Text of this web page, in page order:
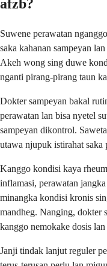
afzb?
Suwene perawatan
saka kahanan sampeyan
Akeh wong sing duwe
nganti pirang-pirang taun
Dokter sampeyan bakal
perawatan lan bisa nyetel
sampeyan dikontrol.
utawa njupuk istirahat saka
Kanggo kondisi kaya
inflamasi, perawatan
minangka kondisi kronis
mandheg. Nanging, dokter
kanggo nemokake dosis
Janji tindak lanjut reguler